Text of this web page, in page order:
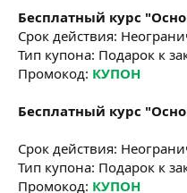
Бесплатный курс
Срок действия:
Тип купона: Подарок к
Промокод: КУПОН
Бесплатный курс
Срок действия:
Тип купона: Подарок к
Промокод: КУПОН